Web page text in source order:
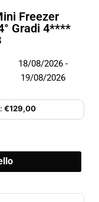
Freezer
Gradi 4****
18/08/2026 -
19/08/2026
€129,00